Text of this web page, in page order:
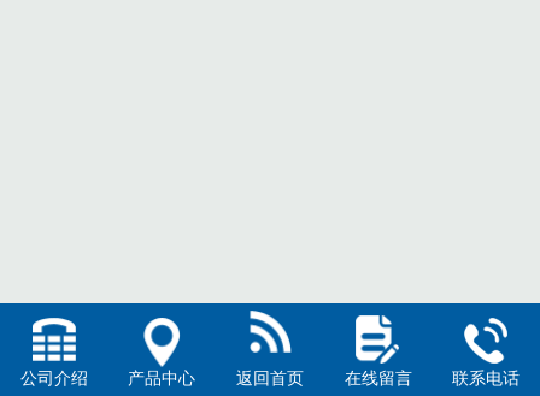
公司介绍 产品中心 返回首页 在线留言 联系电话